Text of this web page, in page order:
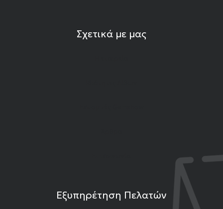
Σχετικά με μας
Εξυπηρέτηση Πελατών